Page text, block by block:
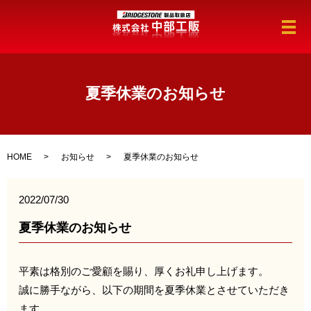
メ
夏季休業のお知らせ
HOME お知らせ 夏季休業のお知らせ
2022/07/30
夏季休業のお知らせ
平素は格別のご愛顧を賜り、厚くお礼申し上げます。
誠に勝手ながら、以下の期間を夏季休業とさせていただき
ます。